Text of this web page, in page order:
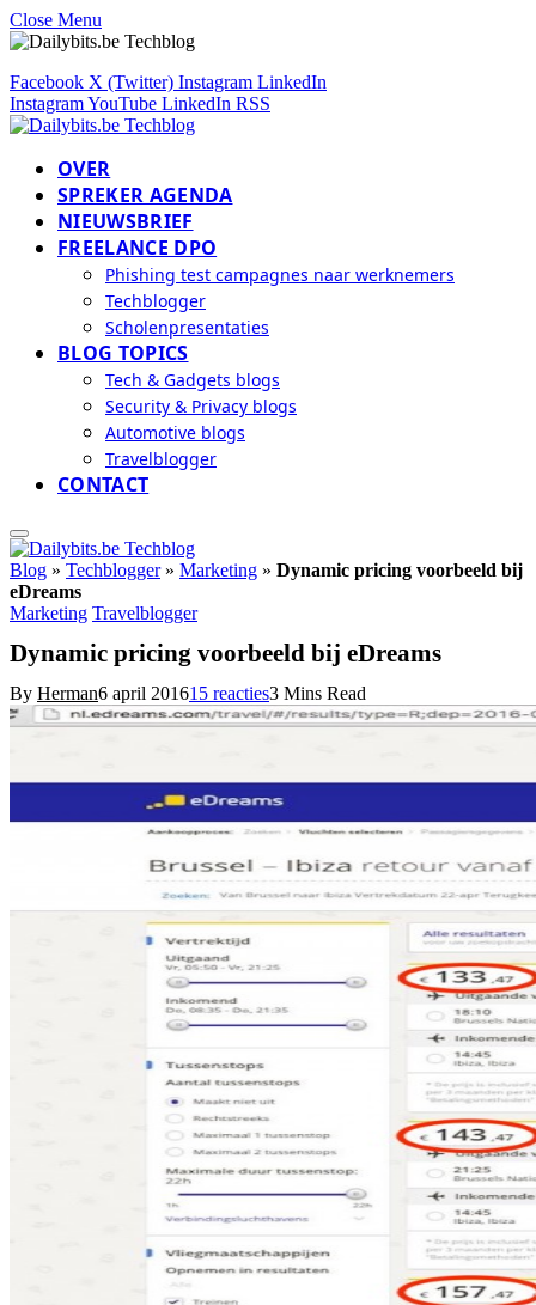
Close Menu
Facebook X (Twitter) Instagram LinkedIn
InstagramYouTube LinkedIn RSS
OVER
SPREKER AGENDA
NIEUWSBRIEF
FREELANCE DPO
Phishing test campagnes naar werknemers
Techblogger
Scholenpresentaties
BLOG TOPICS
Tech & Gadgets blogs
Security & Privacy blogs
Automotive blogs
Travelblogger
CONTACT
Blog » Techblogger» Marketing » Dynamic pricing voorbeeld bij
eDreams
Marketing Travelblogger
Dynamic pricing voorbeeld bij eDreams
By Herman6 april 201615 reacties3 Mins Read